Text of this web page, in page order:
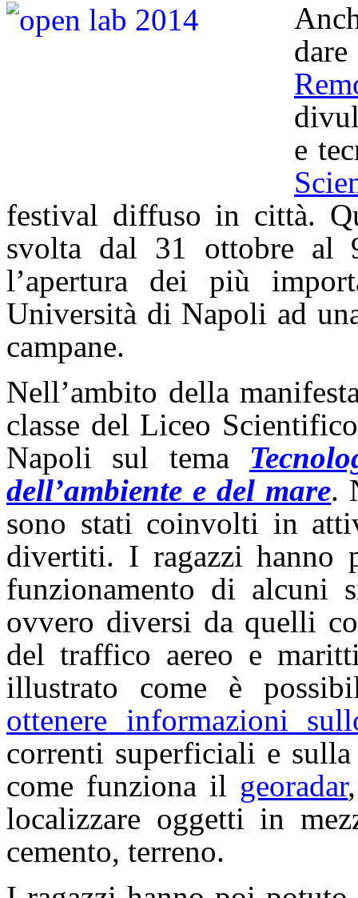
e
festival diffuso in città.
svolta dal 31 ottobre al
l’apertura dei più
Università di Napoli ad
campane.
Nell’ambito della
classe del Liceo
Napoli sul tema
dell’ambiente e del mare.
sono stati coinvolti in
divertiti. I ragazzi hanno
funzionamento di alcuni
ovvero diversi da quelli
del traffico aereo e
illustrato come è
ottenere informazioni
correnti superficiali e
come funziona il georadar
localizzare oggetti in
cemento, terreno.